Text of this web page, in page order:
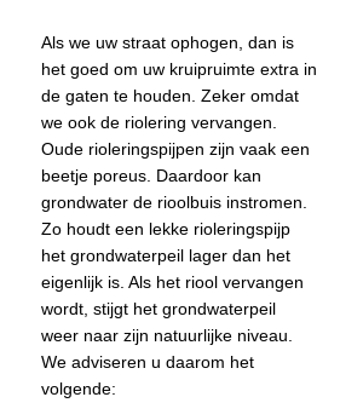
Als we uw straat ophogen, dan is
het goed om uw kruipruimte extra in
de gaten te houden. Zeker omdat
we ook de riolering vervangen.
Oude rioleringspijpen zijn vaak een
beetje poreus. Daardoor kan
grondwater de rioolbuis instromen.
Zo houdt een lekke rioleringspijp
het grondwaterpeil lager dan het
eigenlijk is. Als het riool vervangen
wordt, stijgt het grondwaterpeil
weer naar zijn natuurlijke niveau.
We adviseren u daarom het
volgende: